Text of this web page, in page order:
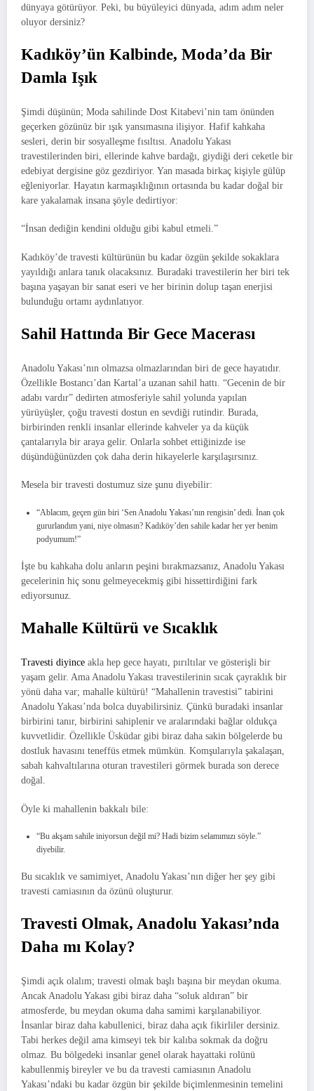
dünyaya götürüyor. Peki, bu büyüleyici dünyada, adım adım neler
oluyor dersiniz?
Kadıköy’ün Kalbinde, Moda’da Bir
Damla Işık
Şimdi düşünün; Moda sahilinde Dost Kitabevi’nin tam önünden
geçerken gözünüz bir ışık yansımasına ilişiyor. Hafif kahkaha
sesleri, derin bir sosyalleşme fısıltısı. Anadolu Yakası
travestilerinden biri, ellerinde kahve bardağı, giydiği deri ceketle bir
edebiyat dergisine göz gezdiriyor. Yan masada birkaç kişiyle gülüp
eğleniyorlar. Hayatın karmaşıklığının ortasında bu kadar doğal bir
kare yakalamak insana şöyle dedirtiyor:
“İnsan dediğin kendini olduğu gibi kabul etmeli.”
Kadıköy’de travesti kültürünün bu kadar özgün şekilde sokaklara
yayıldığı anlara tanık olacaksınız. Buradaki travestilerin her biri tek
başına yaşayan bir sanat eseri ve her birinin dolup taşan enerjisi
bulunduğu ortamı aydınlatıyor.
Sahil Hattında Bir Gece Macerası
Anadolu Yakası’nın olmazsa olmazlarından biri de gece hayatıdır.
Özellikle Bostancı’dan Kartal’a uzanan sahil hattı. “Gecenin de bir
adabı vardır” dedirten atmosferiyle sahil yolunda yapılan
yürüyüşler, çoğu travesti dostun en sevdiği rutindir. Burada,
birbirinden renkli insanlar ellerinde kahveler ya da küçük
çantalarıyla bir araya gelir. Onlarla sohbet ettiğinizde ise
düşündüğünüzden çok daha derin hikayelerle karşılaşırsınız.
Mesela bir travesti dostumuz size şunu diyebilir:
“Ablacım, geçen gün biri ‘Sen Anadolu Yakası’nın rengisin’ dedi. İnan çok
gururlandım yani, niye olmasın? Kadıköy’den sahile kadar her yer benim
podyumum!”
İşte bu kahkaha dolu anların peşini bırakmazsanız, Anadolu Yakası
gecelerinin hiç sonu gelmeyecekmiş gibi hissettirdiğini fark
ediyorsunuz.
Mahalle Kültürü ve Sıcaklık
Travesti diyince akla hep gece hayatı, pırıltılar ve gösterişli bir
yaşam gelir. Ama Anadolu Yakası travestilerinin sıcak çayraklık bir
yönü daha var; mahalle kültürü! “Mahallenin travestisi” tabirini
Anadolu Yakası’nda bolca duyabilirsiniz. Çünkü buradaki insanlar
birbirini tanır, birbirini sahiplenir ve aralarındaki bağlar oldukça
kuvvetlidir. Özellikle Üsküdar gibi biraz daha sakin bölgelerde bu
dostluk havasını teneffüs etmek mümkün. Komşularıyla şakalaşan,
sabah kahvaltılarına oturan travestileri görmek burada son derece
doğal.
Öyle ki mahallenin bakkalı bile:
“Bu akşam sahile iniyorsun değil mi? Hadi bizim selamımızı söyle.”
diyebilir.
Bu sıcaklık ve samimiyet, Anadolu Yakası’nın diğer her şey gibi
travesti camiasının da özünü oluşturur.
Travesti Olmak, Anadolu Yakası’nda
Daha mı Kolay?
Şimdi açık olalım; travesti olmak başlı başına bir meydan okuma.
Ancak Anadolu Yakası gibi biraz daha “soluk aldıran” bir
atmosferde, bu meydan okuma daha samimi karşılanabiliyor.
İnsanlar biraz daha kabullenici, biraz daha açık fikirliler dersiniz.
Tabi herkes değil ama kimseyi tek bir kalıba sokmak da doğru
olmaz. Bu bölgedeki insanlar genel olarak hayattaki rolünü
kabullenmiş bireyler ve bu da travesti camiasının Anadolu
Yakası’ndaki bu kadar özgün bir şekilde biçimlenmesinin temelini